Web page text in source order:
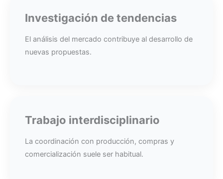
Investigación de tendencias
El análisis del mercado contribuye al desarrollo de
nuevas propuestas.
Trabajo interdisciplinario
La coordinación con producción, compras y
comercialización suele ser habitual.